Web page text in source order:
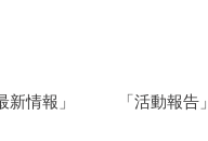
新情報」 「活動報告」